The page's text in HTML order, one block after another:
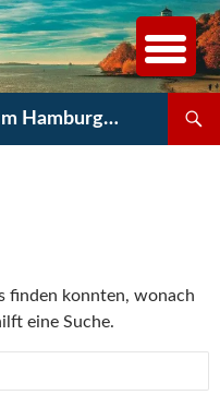
Pfarrei St. Maria | Katholisch im Hamburger Westen
finden konnten, wonach
eine Suche.